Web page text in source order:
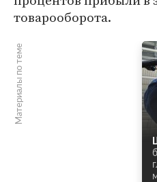
товарооборота.
Материалы по теме